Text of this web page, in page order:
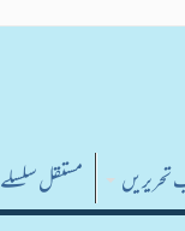
تحریریں مستقل سلسلے